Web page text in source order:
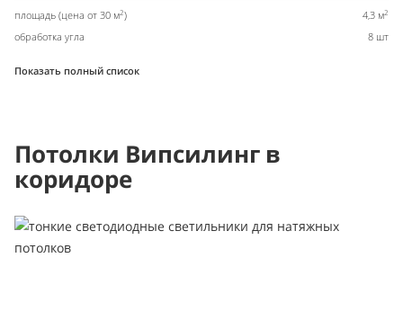
площадь (цена от 30 м2) 4,3 м2
обработка угла 8 шт
Показать полный список
Потолки Випсилинг в
коридоре